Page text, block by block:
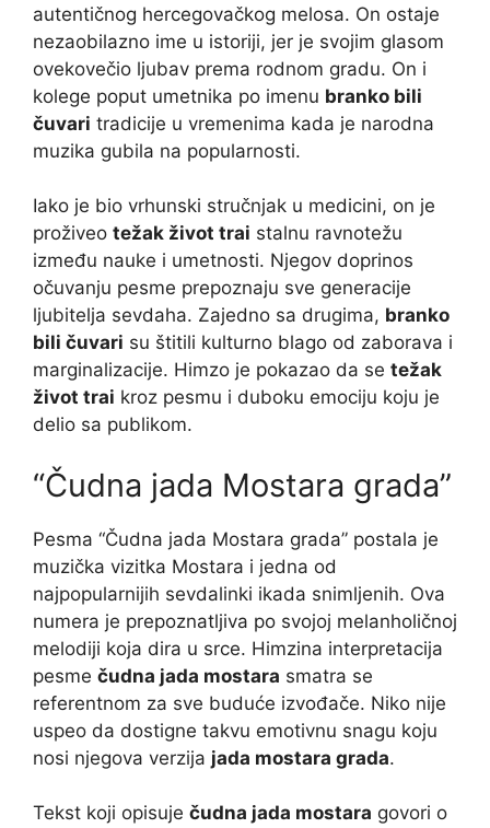
autentičnog hercegovačkog melosa. On ostaje
nezaobilazno ime u istoriji, jer je svojim glasom
ovekovečio ljubav prema rodnom gradu. On i
kolege poput umetnika po imenu branko bili
čuvari tradicije u vremenima kada je narodna
muzika gubila na popularnosti.
Iako je bio vrhunski stručnjak u medicini, on je
proživeo težak život trai stalnu ravnotežu
između nauke i umetnosti. Njegov doprinos
očuvanju pesme prepoznaju sve generacije
ljubitelja sevdaha. Zajedno sa drugima, branko
bili čuvari su štitili kulturno blago od zaborava i
marginalizacije. Himzo je pokazao da se težak
život trai kroz pesmu i duboku emociju koju je
delio sa publikom.
“Čudna jada Mostara grada”
Pesma “Čudna jada Mostara grada” postala je
muzička vizitka Mostara i jedna od
najpopularnijih sevdalinki ikada snimljenih. Ova
numera je prepoznatljiva po svojoj melanholičnoj
melodiji koja dira u srce. Himzina interpretacija
pesme čudna jada mostara smatra se
referentnom za sve buduće izvođače. Niko nije
uspeo da dostigne takvu emotivnu snagu koju
nosi njegova verzija jada mostara grada.
Tekst koji opisuje čudna jada mostara govori o